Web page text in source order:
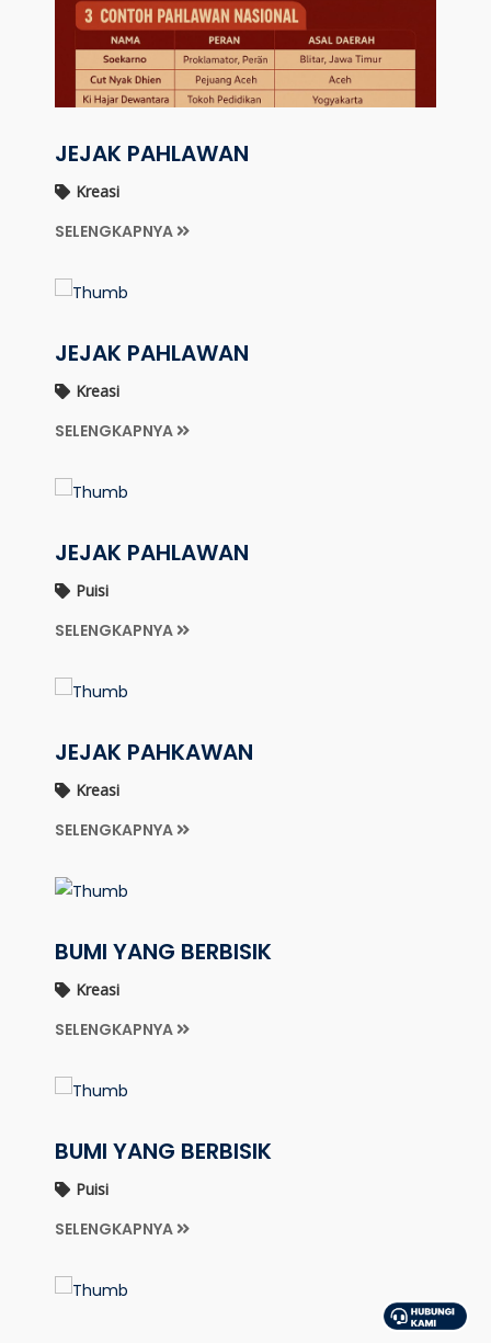
JEJAK PAHLAWAN
Kreasi
SELENGKAPNYA
JEJAK PAHLAWAN
Kreasi
SELENGKAPNYA
JEJAK PAHLAWAN
Puisi
SELENGKAPNYA
JEJAK PAHKAWAN
Kreasi
SELENGKAPNYA
BUMI YANG BERBISIK
Kreasi
SELENGKAPNYA
BUMI YANG BERBISIK
Puisi
SELENGKAPNYA